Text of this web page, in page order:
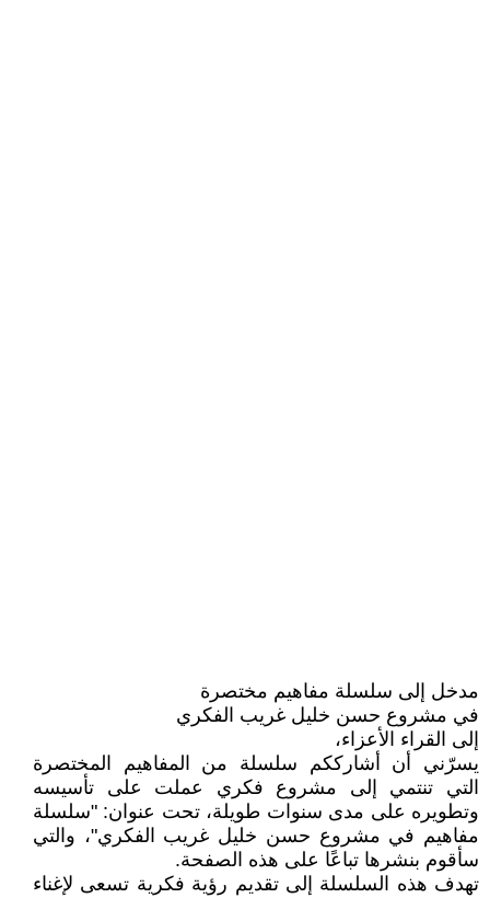
مدخل إلى سلسلة مفاهيم مختصرة
في مشروع حسن خليل غريب الفكري
إلى القراء الأعزاء،
يسرّني أن أشارككم سلسلة من المفاهيم المختصرة
التي تنتمي إلى مشروع فكري عملت على تأسيسه
وتطويره على مدى سنوات طويلة، تحت عنوان: "سلسلة
مفاهيم في مشروع حسن خليل غريب الفكري"، والتي
سأقوم بنشرها تباعًا على هذه الصفحة.
تهدف هذه السلسلة إلى تقديم رؤية فكرية تسعى لإغناء